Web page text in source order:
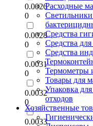
0.0026
0
0.0028
0
0.0031
0
0.0032
0
0.0033
Расходные
Средства
Средства
Средства
Термометры
Товары для
Упаковка
отходов
Хозяйственные